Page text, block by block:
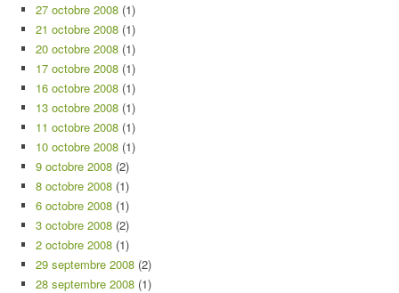
27 octobre 2008 (1)
21 octobre 2008 (1)
20 octobre 2008 (1)
17 octobre 2008 (1)
16 octobre 2008 (1)
13 octobre 2008 (1)
11 octobre 2008 (1)
10 octobre 2008 (1)
9 octobre 2008 (2)
8 octobre 2008 (1)
6 octobre 2008 (1)
3 octobre 2008 (2)
2 octobre 2008 (1)
29 septembre 2008 (2)
28 septembre 2008 (1)